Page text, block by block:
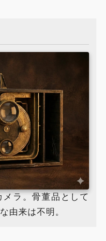
ラ。骨董品として
由来は不明。